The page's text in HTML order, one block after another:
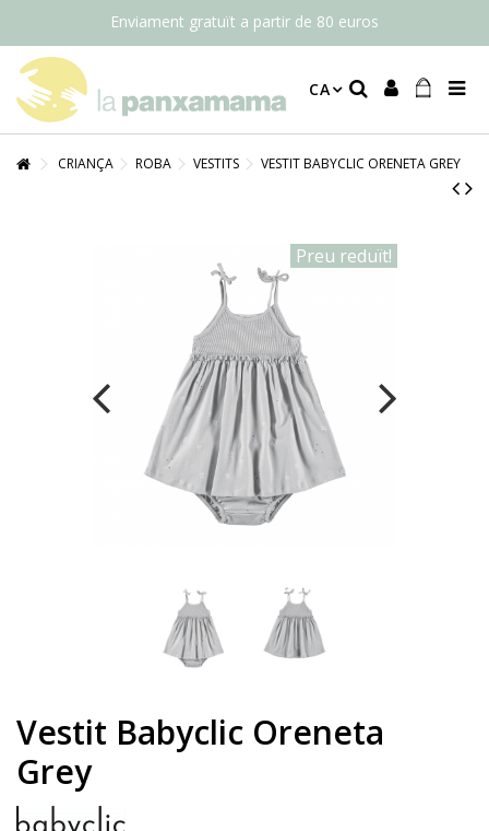
Enviament gratuït a partir de 80 euros
CA
CRIANÇA ROBA VESTITS VESTIT BABYCLIC ORENETA GREY
Preu reduït!
Vestit Babyclic Oreneta
Grey